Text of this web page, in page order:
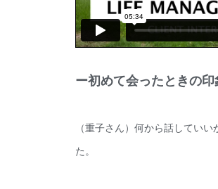
ー初めて会ったときの
（重子さん）何から話してい
た。